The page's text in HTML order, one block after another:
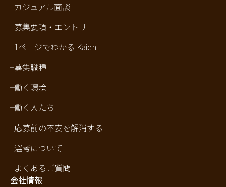
カジュアル面談
募集要項・エントリー
1ページでわかる Kaien
募集職種
働く環境
働く人たち
応募前の不安を解消する
選考について
よくあるご質問
会社情報